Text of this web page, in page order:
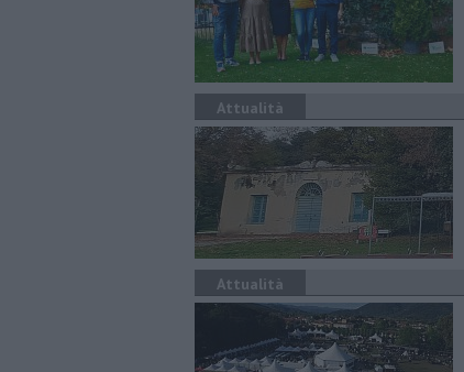
Attualità
Attualità